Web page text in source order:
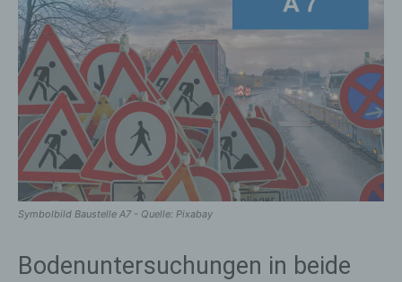
Symbolbild Baustelle A7 - Quelle: Pixabay
Bodenuntersuchungen in beide